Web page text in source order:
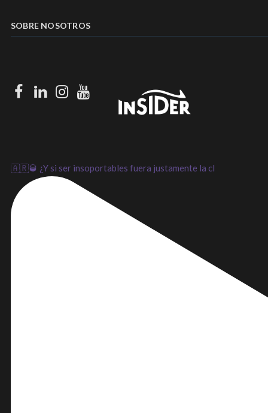
SOBRE NOSOTROS
Facebook
LinkedIn
Instagram
Youtube
🇦🇷🥃 ¿Y si ser insoportables fuera justamente la cl